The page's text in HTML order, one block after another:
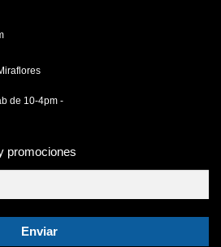
de 10-4pm -
promociones
Enviar